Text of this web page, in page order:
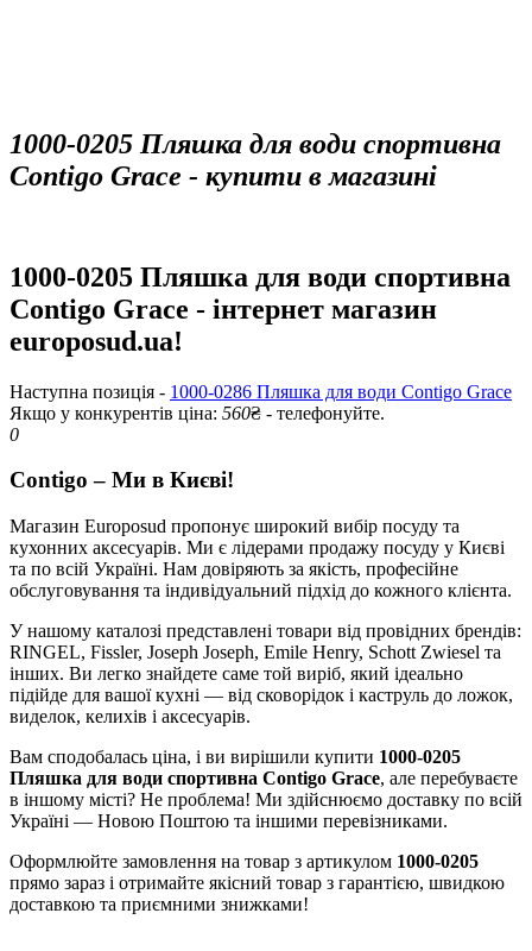
1000-0205 Пляшка для води спортивна
Contigo Grace - купити в магазині
1000-0205 Пляшка для води спортивна
Contigo Grace - інтернет магазин
europosud.ua!
Наступна позиція - 1000-0286 Пляшка для води Contigo Grace
Якщо у конкурентів ціна: 560₴ - телефонуйте.
0
Contigo – Ми в Києві!
Магазин Europosud пропонує широкий вибір посуду та
кухонних аксесуарів. Ми є лідерами продажу посуду у Києві
та по всій Україні. Нам довіряють за якість, професійне
обслуговування та індивідуальний підхід до кожного клієнта.
У нашому каталозі представлені товари від провідних брендів:
RINGEL, Fissler, Joseph Joseph, Emile Henry, Schott Zwiesel та
інших. Ви легко знайдете саме той виріб, який ідеально
підійде для вашої кухні — від сковорідок і каструль до ложок,
виделок, келихів і аксесуарів.
Вам сподобалась ціна, і ви вирішили купити 1000-0205
Пляшка для води спортивна Contigo Grace, але перебуваєте
в іншому місті? Не проблема! Ми здійснюємо доставку по всій
Україні — Новою Поштою та іншими перевізниками.
Оформлюйте замовлення на товар з артикулом 1000-0205
прямо зараз і отримайте якісний товар з гарантією, швидкою
доставкою та приємними знижками!